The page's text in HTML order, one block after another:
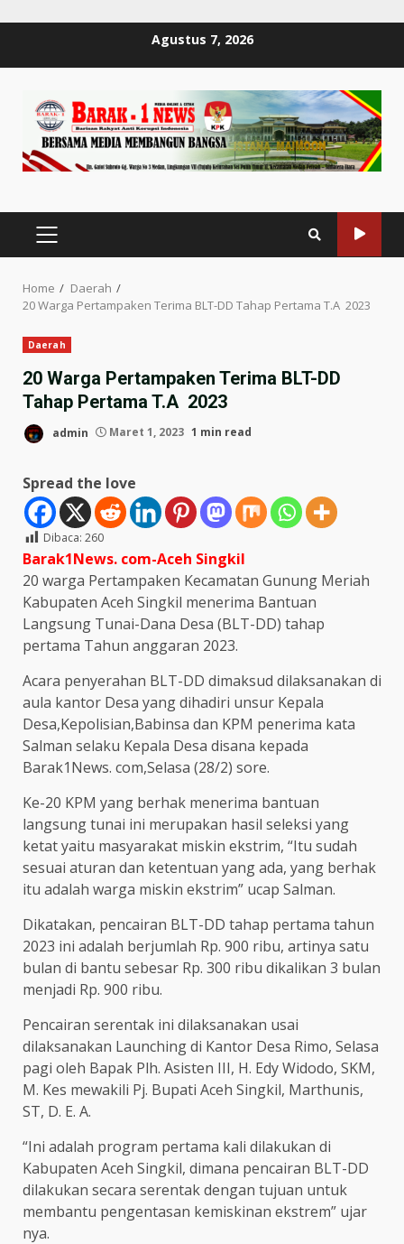
Agustus 7, 2026
PRIMARY
MENU
Home
Daerah
20 Warga Pertampaken Terima BLT-DD Tahap Pertama T.A 2023
Daerah
20 Warga Pertampaken Terima BLT-DD
Tahap Pertama T.A 2023
admin Maret 1, 2023 1 min read
Spread the love
Dibaca: 260
Barak1News. com-Aceh Singkil
20 warga Pertampaken Kecamatan Gunung Meriah
Kabupaten Aceh Singkil menerima Bantuan
Langsung Tunai-Dana Desa (BLT-DD) tahap
pertama Tahun anggaran 2023.
Acara penyerahan BLT-DD dimaksud dilaksanakan di
aula kantor Desa yang dihadiri unsur Kepala
Desa,Kepolisian,Babinsa dan KPM penerima kata
Salman selaku Kepala Desa disana kepada
Barak1News. com,Selasa (28/2) sore.
Ke-20 KPM yang berhak menerima bantuan
langsung tunai ini merupakan hasil seleksi yang
ketat yaitu masyarakat miskin ekstrim, “Itu sudah
sesuai aturan dan ketentuan yang ada, yang berhak
itu adalah warga miskin ekstrim” ucap Salman.
Dikatakan, pencairan BLT-DD tahap pertama tahun
2023 ini adalah berjumlah Rp. 900 ribu, artinya satu
bulan di bantu sebesar Rp. 300 ribu dikalikan 3 bulan
menjadi Rp. 900 ribu.
Pencairan serentak ini dilaksanakan usai
dilaksanakan Launching di Kantor Desa Rimo, Selasa
pagi oleh Bapak Plh. Asisten III, H. Edy Widodo, SKM,
M. Kes mewakili Pj. Bupati Aceh Singkil, Marthunis,
ST, D. E. A.
“Ini adalah program pertama kali dilakukan di
Kabupaten Aceh Singkil, dimana pencairan BLT-DD
dilakukan secara serentak dengan tujuan untuk
membantu pengentasan kemiskinan ekstrem” ujar
nya.